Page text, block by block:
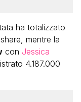
ha totalizzato
mentre la
con Jessica
4.187.000